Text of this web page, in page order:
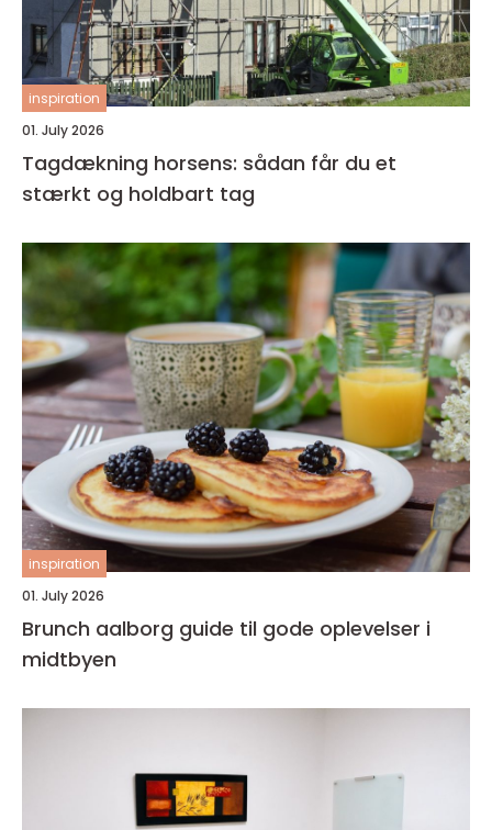
inspiration
01. July 2026
Tagdækning horsens: sådan får du et
stærkt og holdbart tag
inspiration
01. July 2026
Brunch aalborg guide til gode oplevelser i
midtbyen